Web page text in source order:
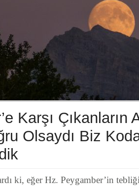
Karşı Çıkanların
Olsaydı Biz
ki, eğer Hz. Peygamber’in